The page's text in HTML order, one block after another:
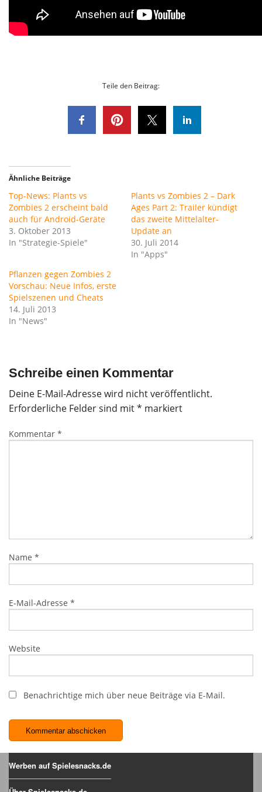
Teile den Beitrag:
Ähnliche Beiträge
Top-News: Plants vs
Zombies 2 erscheint bald
auch für Android-Geräte
3. Oktober 2013
In "Strategie-Spiele"
Plants vs Zombies 2 – Dark
Ages Part 2: Trailer kündigt
das zweite Mittelalter-
Update an
30. Juli 2014
In "Apps"
Pflanzen gegen Zombies 2
Vorschau: Neue Infos, erste
Spielszenen und Cheats
14. Juli 2013
In "News"
Schreibe einen Kommentar
Deine E-Mail-Adresse wird nicht veröffentlicht.
Erforderliche Felder sind mit* markiert
Kommentar *
Name *
E-Mail-Adresse *
Website
Benachrichtige mich über neue Beiträge via E-Mail.
Werben auf Spielesnacks.de